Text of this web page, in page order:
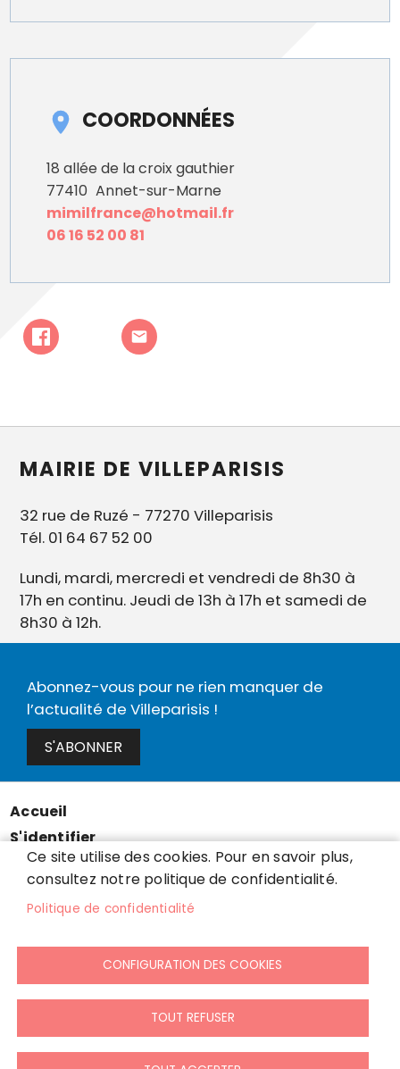
COORDONNÉES
18 allée de la croix gauthier
77410 Annet-sur-Marne
mimilfrance@hotmail.fr
06 16 52 00 81
MAIRIE DE VILLEPARISIS
32 rue de Ruzé - 77270 Villeparisis
Tél. 01 64 67 52 00
Lundi, mardi, mercredi et vendredi de 8h30 à
17h en continu. Jeudi de 13h à 17h et samedi de
8h30 à 12h.
Abonnez-vous pour ne rien manquer de
l’actualité de Villeparisis !
S'ABONNER
Menu
Pied
de
page
Accueil
S'identifier
Mentions légales
Données personnelles
Accessibilité : partiellement conforme
Ce site utilise des cookies. Pour en savoir plus,
consultez notre politique de confidentialité.
Politique de confidentialité
CONFIGURATION DES COOKIES
TOUT REFUSER